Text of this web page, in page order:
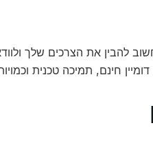
להבין את הצרכים שלך
חינם, תמיכה טכנית